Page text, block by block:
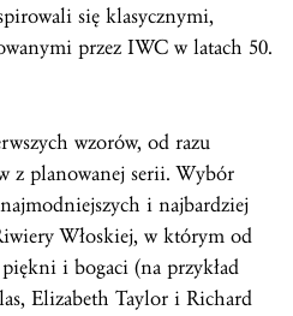
się klasycznymi,
przez IWC w latach 50.
wzorów, od razu
z planowanej serii. Wybór
i najbardziej
Włoskiej, w którym od
i bogaci (na przykład
Elizabeth Taylor i Richard